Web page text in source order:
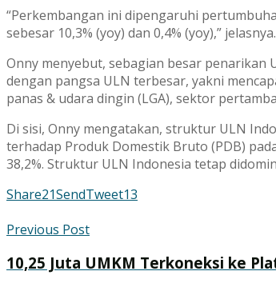
“Perkembangan ini dipengaruhi
sebesar 10,3% (yoy) dan 0,4% (yoy),” jelasnya.
Onny menyebut, sebagian besar penarikan
dengan pangsa ULN terbesar, yakni
panas & udara dingin (LGA), sektor
Di sisi, Onny mengatakan, struktur ULN
terhadap Produk Domestik Bruto (PDB)
38,2%. Struktur ULN Indonesia tetap
Share21SendTweet13
Previous Post
10,25 Juta UMKM Terkoneksi ke